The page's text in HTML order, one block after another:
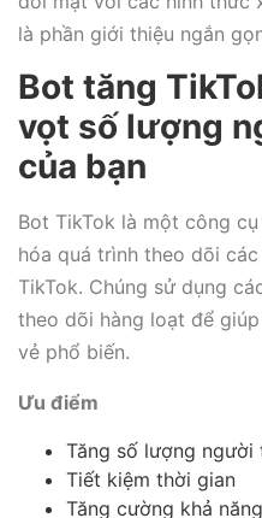
là phần giới thiệu ngắn
Bot tăng
vọt số lượng
của bạn
Bot TikTok là một công
hóa quá trình theo dõi
TikTok. Chúng sử dụng
theo dõi hàng loạt để
vẻ phổ biến.
Ưu điểm
Tăng số lượng người
Tiết kiệm thời gian
Tăng cường khả